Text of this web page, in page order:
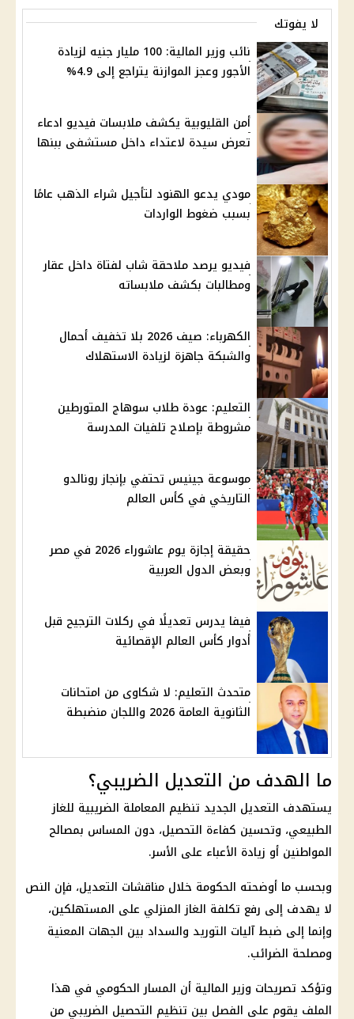
لا يفوتك
نائب وزير المالية: 100 مليار جنيه لزيادة
الأجور وعجز الموازنة يتراجع إلى 4.9%
أمن القليوبية يكشف ملابسات فيديو ادعاء
تعرض سيدة لاعتداء داخل مستشفى ببنها
مودي يدعو الهنود لتأجيل شراء الذهب عامًا
بسبب ضغوط الواردات
فيديو يرصد ملاحقة شاب لفتاة داخل عقار
ومطالبات بكشف ملابساته
الكهرباء: صيف 2026 بلا تخفيف أحمال
والشبكة جاهزة لزيادة الاستهلاك
التعليم: عودة طلاب سوهاج المتورطين
مشروطة بإصلاح تلفيات المدرسة
موسوعة جينيس تحتفي بإنجاز رونالدو
التاريخي في كأس العالم
حقيقة إجازة يوم عاشوراء 2026 في مصر
وبعض الدول العربية
فيفا يدرس تعديلًا في ركلات الترجيح قبل
أدوار كأس العالم الإقصائية
متحدث التعليم: لا شكاوى من امتحانات
الثانوية العامة 2026 واللجان منضبطة
ما الهدف من التعديل الضريبي؟
يستهدف التعديل الجديد تنظيم المعاملة الضريبية للغاز
الطبيعي، وتحسين كفاءة التحصيل، دون المساس بمصالح
المواطنين أو زيادة الأعباء على الأسر.
وبحسب ما أوضحته الحكومة خلال مناقشات التعديل، فإن النص
لا يهدف إلى رفع تكلفة الغاز المنزلي على المستهلكين،
وإنما إلى ضبط آليات التوريد والسداد بين الجهات المعنية
ومصلحة الضرائب.
وتؤكد تصريحات وزيرالمالية أن المسار الحكومي في هذا
الملف يقوم على الفصل بين تنظيم التحصيل الضريبي من